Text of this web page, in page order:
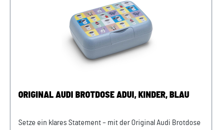
Kunststoff - frei von Melamin - BPA und Bambus -
recyclebar Maße: 190 x 135 x 65 mm Trinkflasche - Bunte
Trinkflasche für Kinder im ADUI Design - Füllmenge: 425 ml
- Spülmaschinengeeignet - 2-facher Schraubverschluss,
leicht zu reinigen - Co-Branding mit der Firma Koziol Farbe:
Blau Material: -Kunststoff - frei von Melamin - BPA und
ORIGINAL AUDI BROTDOSE ADUI, KINDER, BLAU
Setze ein klares Statement – mit der Original Audi Brotdose